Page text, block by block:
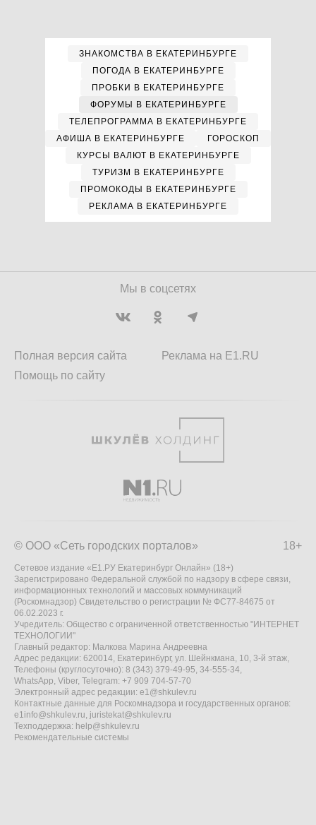
ЗНАКОМСТВА В ЕКАТЕРИНБУРГЕ
ПОГОДА В ЕКАТЕРИНБУРГЕ
ПРОБКИ В ЕКАТЕРИНБУРГЕ
ФОРУМЫ В ЕКАТЕРИНБУРГЕ
ТЕЛЕПРОГРАММА В ЕКАТЕРИНБУРГЕ
АФИША В ЕКАТЕРИНБУРГЕ
ГОРОСКОП
КУРСЫ ВАЛЮТ В ЕКАТЕРИНБУРГЕ
ТУРИЗМ В ЕКАТЕРИНБУРГЕ
ПРОМОКОДЫ В ЕКАТЕРИНБУРГЕ
РЕКЛАМА В ЕКАТЕРИНБУРГЕ
Мы в соцсетях
Полная версия сайта
Помощь по сайту
Реклама на E1.RU
18+
© ООО «Сеть городских порталов»
Сетевое издание «Е1.РУ Екатеринбург Онлайн» (18+)
Зарегистрировано Федеральной службой по надзору в сфере связи,
информационных технологий и массовых коммуникаций
(Роскомнадзор) Свидетельство о регистрации № ФС77-84675 от
06.02.2023 г.
Учредитель: Общество с ограниченной ответственностью "ИНТЕРНЕТ
ТЕХНОЛОГИИ"
Главный редактор: Малкова Марина Андреевна
Адрес редакции: 620014, Екатеринбург, ул. Шейнкмана, 10, 3-й этаж,
Телефоны (круглосуточно): 8 (343) 379-49-95, 34-555-34,
WhatsApp, Viber, Telegram: +7 909 704-57-70
Электронный адрес редакции: e1@shkulev.ru
Контактные данные для Роскомнадзора и государственных органов:
e1info@shkulev.ru, juristekat@shkulev.ru
Техподдержка: help@shkulev.ru
Рекомендательные системы